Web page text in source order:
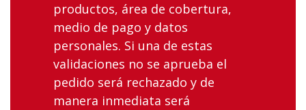
productos, área de cobertura,
medio de pago y datos
personales. Si una de estas
validaciones no se aprueba el
pedido será rechazado y de
manera inmediata será